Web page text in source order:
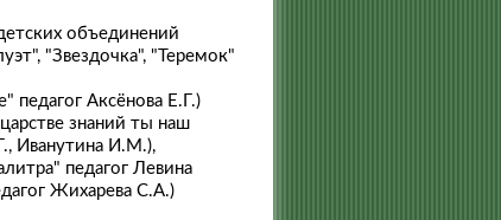
объединений
"Звездочка", "Теремок"
педагог Аксёнова Е.Г.)
знаний ты наш
Иванутина И.М.),
педагог Левина
Жихарева С.А.)